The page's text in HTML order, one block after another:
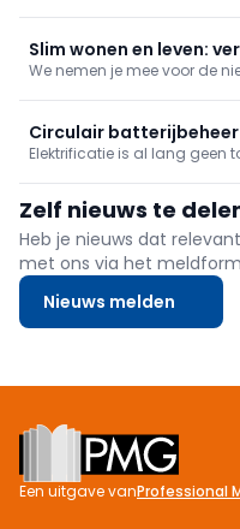
Slim wonen en leven:
tiltips
We nemen je mee voor de
Circulair
Elektrificatie is al lang geen
toestellen op batterijen.
Zelf nieuws te
Heb je nieuws dat
met ons via het
Nieuws melden
Footer
Een uitgave vanProfessional